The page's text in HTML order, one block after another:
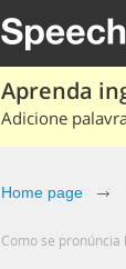
Aprenda
Adicione
Home page
Como se